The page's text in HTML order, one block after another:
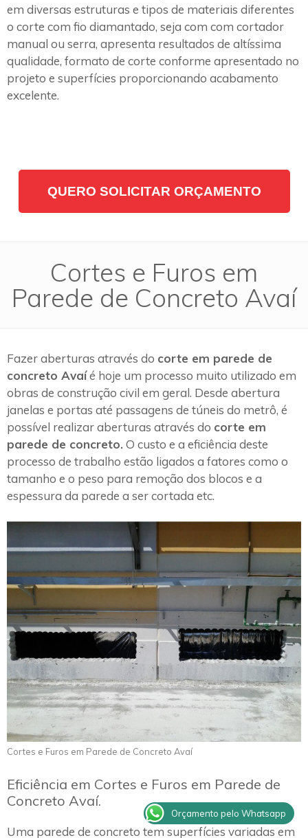
em diversas estruturas e tipos de materiais diferentes
o corte com fio diamantado, seja com com cortador
manual ou serra, apresenta resultados de altíssima
qualidade, formato de corte conforme apresentado no
projeto e superfícies proporcionando acabamento
excelente.
QUERO SOLICITAR ORÇAMENTO
Cortes e Furos em
Parede de Concreto Avaí
Fazer aberturas através do corte em parede de
concreto Avaíé hoje um processo muito utilizado em
obras de construção civil em geral. Desde abertura
janelas e portas até passagens de túneis do metrô, é
possível realizar aberturas através do corte em
parede de concreto. O custo e a eficiência deste
processo de trabalho estão ligados a fatores como o
tamanho e o peso para remoção dos blocos e a
espessura da parede a ser cortada etc.
Cortes e Furos em Parede de Concreto Avaí
Eficiência em Cortes e Furos em Parede de
Concreto Avaí.
Uma parede de concreto tem superfícies variadas em
Orçamento pelo Whatsapp